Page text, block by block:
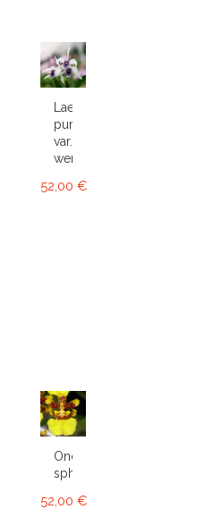
Laelia
purpurata
var.
werkhauseri
52,00 €
Oncidium
sphacelatum
52,00 €